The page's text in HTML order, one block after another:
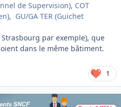
de Supervision), COT
GU/GA TER (Guichet
par exemple), que
dans le même bâtiment.
1